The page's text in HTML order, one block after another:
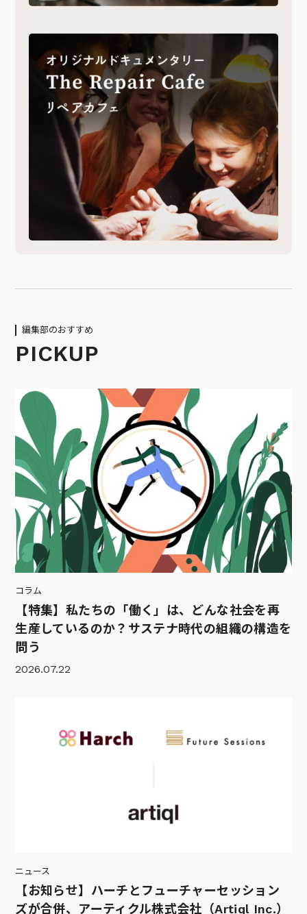
編集部のおすすめ
PICKUP
コラム
【特集】私たちの「働く」は、どんな社会を再
生産しているのか？サステナ時代の組織の構造を
問う
2026.07.22
ニュース
【お知らせ】ハーチとフューチャーセッション
ズが合併、アーティクル株式会社（Artiql Inc.）